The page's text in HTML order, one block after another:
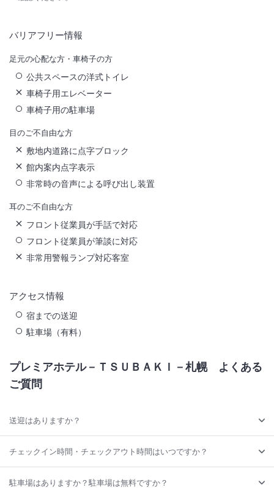
バリアフリー情報
足元の心配な方・車椅子の方
公共スペースの洋式トイレ
車椅子用エレベーター
車椅子用の駐車場
目のご不自由な方
敷地内道路に点字ブロック
館内案内点字表示
非常時の音声による呼び出し装置
耳のご不自由な方
フロント従業員が手話で対応
フロント従業員が筆談に対応
非常用警報ランプ対応客室
アクセス情報
宿までの送迎
駐車場（有料）
プレミアホテル－ＴＳＵＢＡＫＩ－札幌よくある
ご質問
送迎はありますか？
チェックイン時間・チェックアウト時間はいつですか？
駐車場はありますか？駐車場は無料ですか？